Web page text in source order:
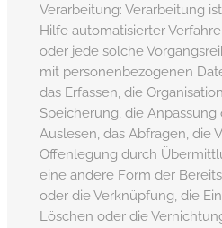
Verarbeitung: Verarbeitung
Hilfe automatisierter
oder jede solche
mit personenbezogenen
das Erfassen, die
Speicherung, die Anpassung
Auslesen, das Abfragen, die
Offenlegung durch
eine andere Form der
oder die Verknüpfung, die
Löschen oder die